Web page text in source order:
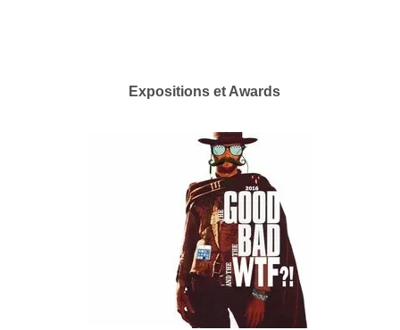
Expositions et Awards